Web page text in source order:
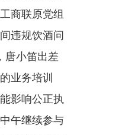
商联原党组
违规饮酒问
唐小笛出差
业务培训
影响公正执
午继续参与